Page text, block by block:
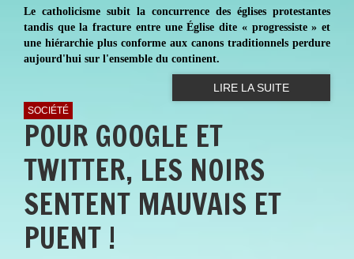
Le catholicisme subit la concurrence des églises protestantes
tandis que la fracture entre une Église dite « progressiste » et
une hiérarchie plus conforme aux canons traditionnels perdure
aujourd'hui sur l'ensemble du continent.
LIRE LA SUITE
SOCIÉTÉ
POUR GOOGLE ET
TWITTER, LES NOIRS
SENTENT MAUVAIS ET
PUENT !